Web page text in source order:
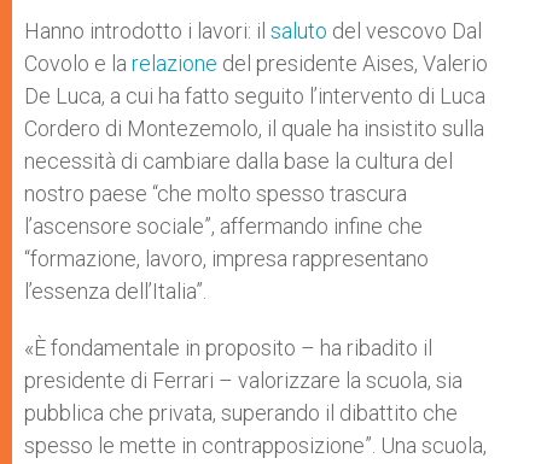
Hanno introdotto i lavori: il saluto del vescovo Dal
Covolo e la relazione del presidente Aises, Valerio
De Luca, a cui ha fatto seguito l’intervento di Luca
Cordero di Montezemolo, il quale ha insistito sulla
necessità di cambiare dalla base la cultura del
nostro paese “che molto spesso trascura
l’ascensore sociale”, affermando infine che
“formazione, lavoro, impresa rappresentano
l’essenza dell’Italia”.
«È fondamentale in proposito – ha ribadito il
presidente di Ferrari – valorizzare la scuola, sia
pubblica che privata, superando il dibattito che
spesso le mette in contrapposizione”. Una scuola,